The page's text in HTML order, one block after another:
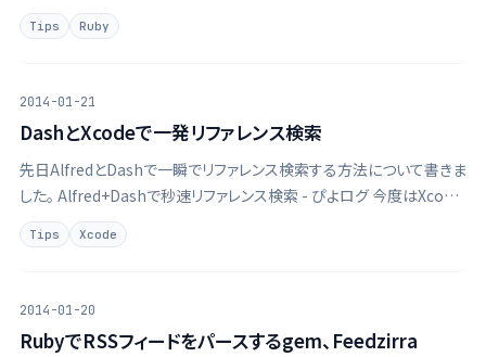
マンドの終了をGrowlやメール通知するRubyスクリプト - 株式会社
CFlatの明後日スタイルのブログ とある用途で、いくつかの候 …
Tips Ruby
2014-01-21
DashとXcodeで一発リファレンス検索
先日AlfredとDashで一瞬でリファレンス検索する方法について書きま
した。 Alfred+Dashで秒速リファレンス検索 - ぴよログ 今度はXcode
から一発検索する方法を紹介します。 Dash Plugin for Xcode このプ
ラグインを導入します。 …
Tips Xcode
2014-01-20
RubyでRSSフィードをパースするgem、Feedzirra